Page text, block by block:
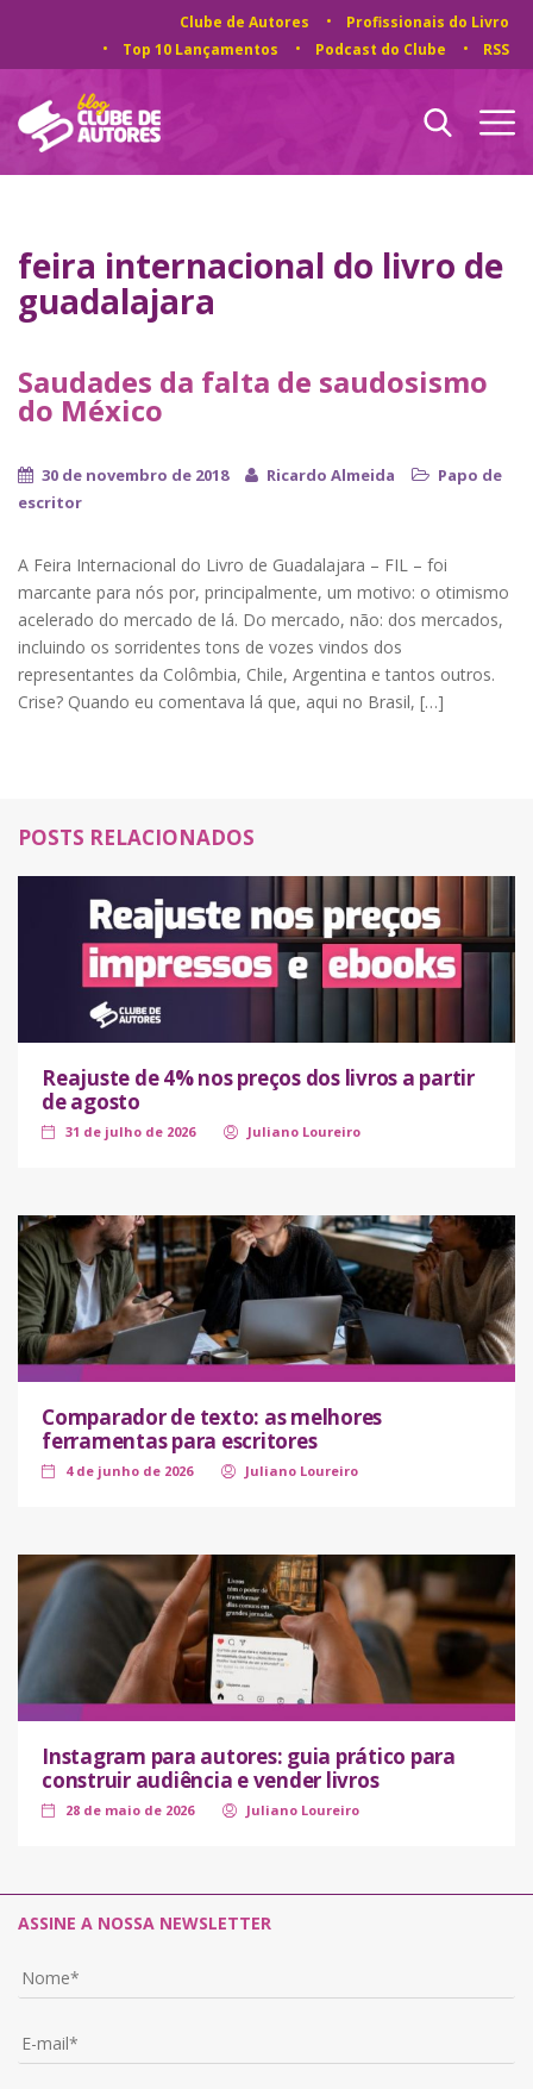
Clube de Autores
Profissionais do Livro
Top 10 Lançamentos
Podcast do Clube RSS
feira internacional do livro de
guadalajara
Saudades da falta de saudosismo
do México
30 de novembro de 2018 Ricardo Almeida
Papo de
escritor
A Feira Internacional do Livro de Guadalajara – FIL – foi
marcante para nós por, principalmente, um motivo: o otimismo
acelerado do mercado de lá. Do mercado, não: dos mercados,
incluindo os sorridentes tons de vozes vindos dos
representantes da Colômbia, Chile, Argentina e tantos outros.
Crise? Quando eu comentava lá que, aqui no Brasil, […]
POSTS RELACIONADOS
Reajuste de 4% nos preços dos livros a partir
de agosto
31 de julho de 2026 Juliano Loureiro
Comparador de texto: as melhores
ferramentas para escritores
4 de junho de 2026 Juliano Loureiro
Instagram para autores: guia prático para
construir audiência e vender livros
28 de maio de 2026 Juliano Loureiro
ASSINE A NOSSA NEWSLETTER